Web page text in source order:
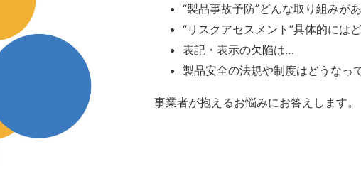
“製品事故予防”どんな取り組みが
“リスクアセスメント”具体的には
表記・表示の欠陥は…
製品安全の法規や制度はどうなっ
事業者が抱えるお悩みにお答えします。